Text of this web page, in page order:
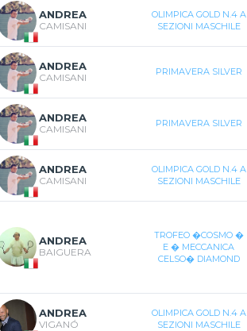
ANDREA
CAMISANI
OLIMPICA GOLD N.4 A
SEZIONI MASCHILE
ANDREA
CAMISANI PRIMAVERA SILVER
ANDREA
CAMISANI PRIMAVERA SILVER
ANDREA
CAMISANI
OLIMPICA GOLD N.4 A
SEZIONI MASCHILE
ANDREA
BAIGUERA
TROFEO �COSMO �
E � MECCANICA
CELSO� DIAMOND
ANDREA
VIGANÓ
OLIMPICA GOLD N.4 A
SEZIONI MASCHILE